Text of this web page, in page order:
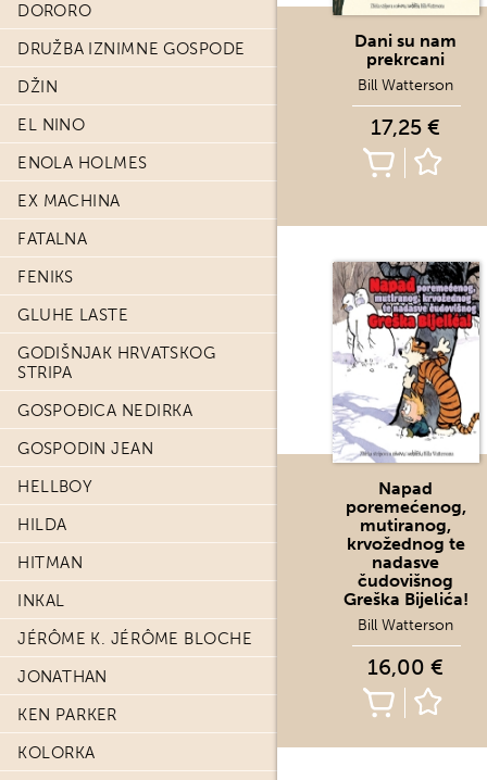
DORORO
DRUŽBA IZNIMNE GOSPODE
DŽIN
EL NINO
ENOLA HOLMES
EX MACHINA
FATALNA
FENIKS
GLUHE LASTE
GODIŠNJAK HRVATSKOG
STRIPA
GOSPOĐICA NEDIRKA
GOSPODIN JEAN
HELLBOY
HILDA
HITMAN
INKAL
JÉRÔME K. JÉRÔME BLOCHE
JONATHAN
KEN PARKER
KOLORKA
Dani su nam
prekrcani
Bill Watterson
17,25 €
Napad
poremećenog,
mutiranog,
krvožednog te
nadasve
čudovišnog
Greška Bijelića!
Bill Watterson
16,00 €